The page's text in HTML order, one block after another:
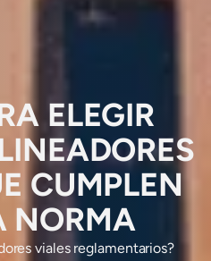
ELEGIR
CUMPLEN
NORMA
viales reglamentarios?